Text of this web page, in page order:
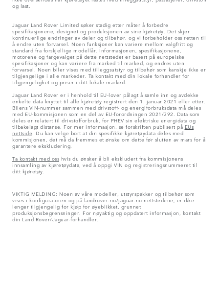
og last.
Jaguar Land Rover Limited søker stadig etter måter å forbedre
spesifikasjonene, designet og produksjonen av sine kjøretøy. Det skjer
kontinuerlige endringer av deler og tilbehør, og vi forbeholder oss retten til
å endre uten forvarsel. Noen funksjoner kan variere mellom valgfritt og
standard fra forskjellige modellår. Informasjonen, spesifikasjonene,
motorene og fargevalget på dette nettstedet er basert på europeiske
spesifikasjoner og kan variere fra marked til marked, og endres uten
forvarsel. Noen biler vises med tilleggsutstyr og tilbehør som kanskje ikke er
tilgjengelige i alle markeder. Ta kontakt med din lokale forhandler for
tilgjengelighet og priser i ditt lokale marked.
Jaguar Land Rover er i henhold til EU-lover pålagt å samle inn og avdekke
enkelte data knyttet til alle kjøretøy registrert den 1. januar 2021 eller etter.
Bilens VIN-nummer sammen med drivstoff- og energiforbruksdata må deles
med EU-kommisjonen som en del av EU-forordningen 2021/392. Data som
deles er relatert til drivstofforbruk, for PHEV sin elektriske energidata og
tilbakelagt distanse. For mer informasjon, se forskriften publisert på EUs
nettside. Du kan velge bort at din spesifikke kjøretøydata deles med
kommisjonen, det må da fremmes et ønske om dette før slutten av mars for å
garantere ekskludering.
Ta kontakt med oss hvis du ønsker å bli ekskludert fra kommisjonens
innsamling av kjøretøydata, ved å oppgi VIN og registreringsnummeret til
ditt kjøretøy.
VIKTIG MELDING: Noen av våre modeller, utstyrspakker og tilbehør som
vises i konfiguratoren og på landrover.no/jaguar.no-nettstedene, er ikke
lenger tilgjengelig for kjøp for øyeblikket, grunnet
produksjonsbegrensninger. For nøyaktig og oppdatert informasjon, kontakt
din Land Rover/Jaguar-forhandler.